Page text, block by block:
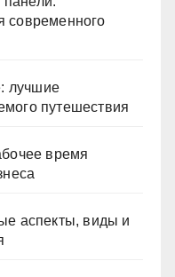
современного
лучшие
путешествия
время
аспекты, виды и